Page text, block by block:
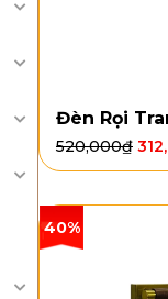
Đèn Rọi
520,000₫
40%